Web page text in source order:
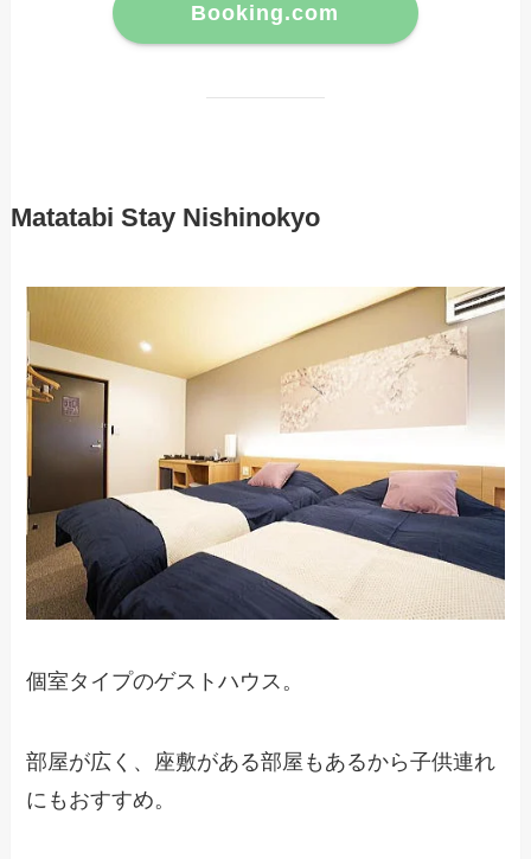
Booking.com
Matatabi Stay Nishinokyo
個室タイプのゲストハウス。
部屋が広く、座敷がある部屋もあるから子供連れ
にもおすすめ。